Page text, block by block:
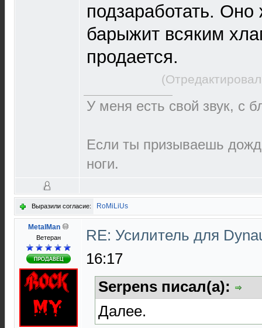
подзаработать. Оно
барыжит всяким
продается.
У меня есть свой звук, с
Если ты призываешь
ноги.
Выразили согласие: RoMiLiUs
MetalMan
Ветеран
RE: Усилитель для
16:17
Serpens писал(а):
Далее.